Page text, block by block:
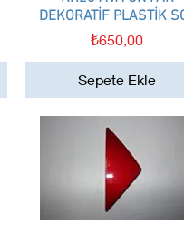
DEKORATİF PLASTİK
Fiyat
₺650,00
Sepete Ekle